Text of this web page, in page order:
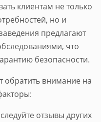
клиентам не только
но и
предлагают
что
безопасности.
обратить внимание на
отзывы других